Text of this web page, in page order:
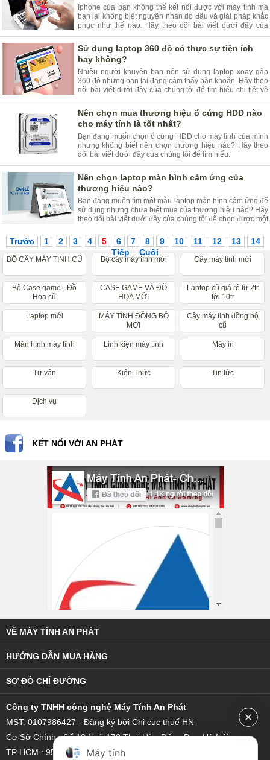
Iphone của bạn không thể kết nối được với máy tính mà
bạn lại không biết nguyên nhân do đâu và giải pháp khắc
phục như thế nào. Hãy theo dõi bài viết dưới đây của
chúng tôi.
Sử dụng laptop 360 độ có thực sự tiện ích
hay không?
Nhiều người khuyên bạn nên sử dụng laptop xoay gập
360 độ nhưng bạn lại đang cảm thấy băn khoăn. Hãy theo
dõi bài viết dưới đây của chúng tôi để tìm hiểu chi tiết về
vấn đề này.
Nên chọn mua thương hiệu ổ cứng HDD nào
cho máy tính là tốt nhất?
Bạn đang muốn chọn ổ cứng HDD cho máy tính của mình
nhưng không biết nên chọn thương hiệu nào? Hãy theo
dõi bài viết dưới đây của chúng tôi để tìm hiểu.
Nên chọn laptop màn hình cảm ứng của
thương hiệu nào?
Bạn đang muốn tìm một mẫu laptop màn hình cảm ứng để
sử dụng nhưng chưa biết mua của thương hiệu nào? Hãy
theo dõi bài viết dưới đây của chúng tôi để chọn được một
Trước 1 2 3 4 5 6 7 8 9 10 11 12 13
14
Tiếp
Cuối
BỘ CÂY MÁY TÍNH CŨ Bộ cây máy tính mới Cây máy tính mới
Bộ Case game - Đồ
Họa cũ
CASE GAME VÀ ĐỒ
HỌA MỚI
Laptop cũ giá rẻ từ 2tr
tới 10tr
Laptop mới
MÁY TÍNH ĐỒNG BỘ
MỚI
Cây máy tính đồng bộ
cũ
Màn hình máy tính Linh kiện máy tính Máy in
Tư vấn Kiến Thức Tin tức
Dịch vụ
KẾT NỐI VỚI AN PHÁT
VỀ MÁY TÍNH AN PHÁT
HƯỚNG DẪN MUA HÀNG
SƠ ĐỒ CHỈ ĐƯỜNG
Công ty TNHH công nghệ Máy Tính An Phát
MST: 0107986427 - Đăng ký bởi Chi cục thuế HN
Cơ Sở Chính : Số 19 Ngõ 178 Thái Hà - Đống Đa - Hà Nội
TP HCM : 95/18 Hoàng Bật Đạt, Phường 15, Quận Tân Bình
Máy tính